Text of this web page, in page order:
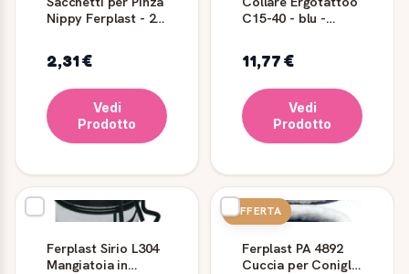
Nippy Ferplast - 24
2,31 €
Vedi
Prodotto
C15-40 - blu -
11,77 €
Vedi
Prodotto
Ferplast Sirio L304
Mangiatoia in
OFFERTA
Ferplast PA 4892
Cuccia per Conigli